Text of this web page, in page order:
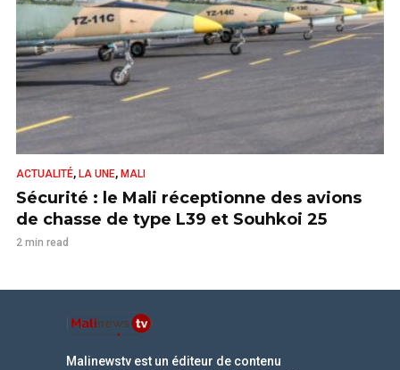
ACTUALITÉ, LA UNE, MALI
Sécurité : le Mali réceptionne des avions
de chasse de type L39 et Souhkoi 25
2 min read
Malinewstv est un éditeur de contenu